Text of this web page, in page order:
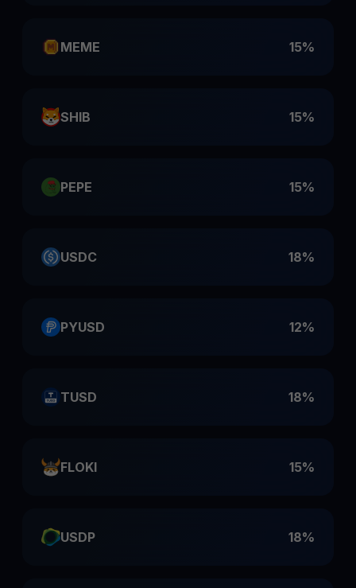
MEME 15%
SHIB 15%
PEPE 15%
USDC 18%
PYUSD 12%
TUSD 18%
FLOKI 15%
USDP 18%